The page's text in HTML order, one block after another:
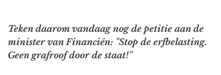
Teken daarom vandaag nog de petitie aan de
minister van Financiën: "Stop de erfbelasting.
Geen grafroof door de staat!"